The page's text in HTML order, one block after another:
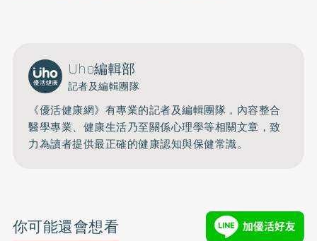
Uho編輯部
記者及編輯團隊
《優活健康網》有專業的記者及編輯團隊，內容整合
醫學專業、健康生活乃至關係心理學等相關文章，致
力為讀者提供最正確的健康認知與保健常識。
你可能還會想看